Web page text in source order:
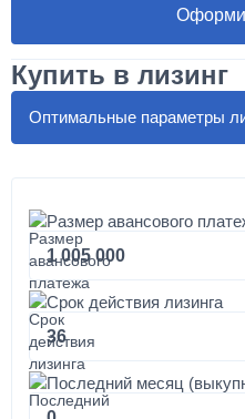
Установка
Установка
шин на вездеход КАМАЗ
Купить в лизинг
Оптимальные параметры
Размер авансового
1 005 000
Срок действия лизинга
36
Последний месяц